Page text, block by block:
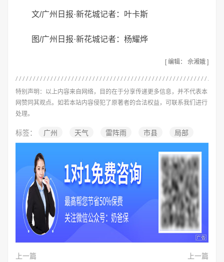
文/广州日报·新花城记者：叶卡斯
图/广州日报·新花城记者：杨耀烨
[ 编辑： 佘湘娥 ]
特别声明：以上内容来自网络，目的在于分享传递更多信息，并不代表本
网赞同其观点。如若本站内容侵犯了原著者的合法权益，可联系我们进行
处理。
标签： 广州 天气 雷阵雨 市县 局部
上一篇
上一篇